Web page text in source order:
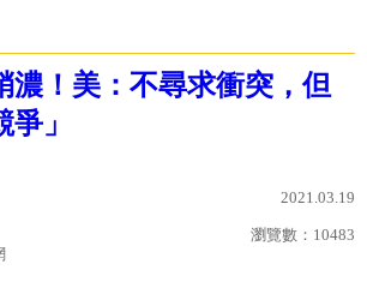
濃！美：不尋求衝突，但
」
2021.03.19
瀏覽數： 10483